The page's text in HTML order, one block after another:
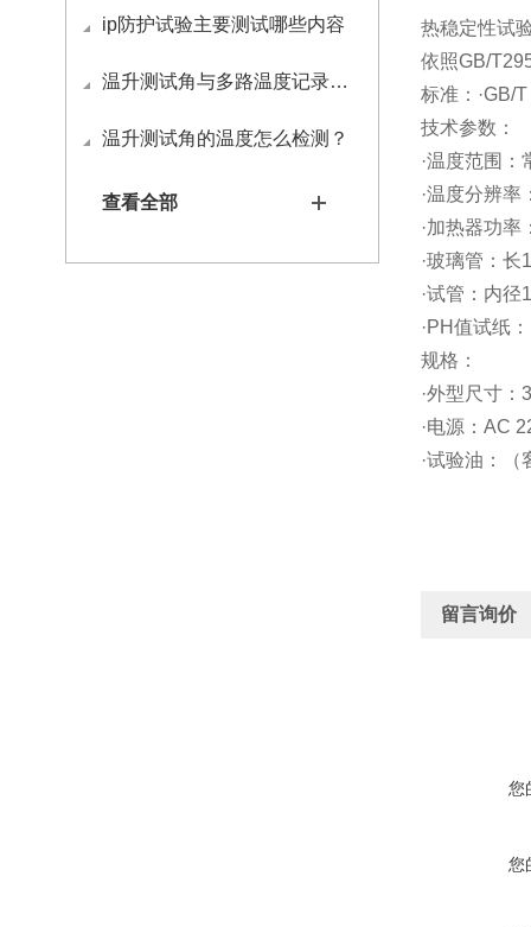
ip防护试验主要测试哪些内容
温升测试角与多路温度记录仪如何接线
温升测试角的温度怎么检测？
查看全部
热稳定性试
依照GB/
标准：·GB/
技术参数：
·温度范围
·温
·加热器功
·玻璃管：
·试管：内
·PH值试纸
规
·外型尺寸
·电源：AC
·试验油：（
留言询价
您
您